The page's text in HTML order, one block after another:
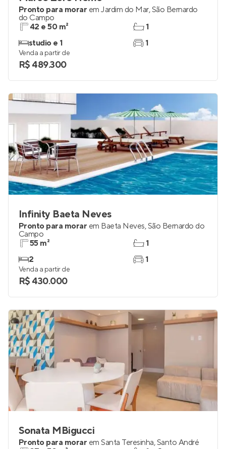
Pronto para morar em Jardim do Mar,São Bernardo
do Campo
42 e 50 m²
studio e 1
1
1
Venda a partir de
R$ 489.300
Infinity Baeta Neves
Pronto para morar em Baeta Neves,São Bernardo do
Campo
55 m²
2
1
1
Venda a partir de
R$ 430.000
Sonata MBigucci
Pronto para morar em Santa Teresinha,Santo André